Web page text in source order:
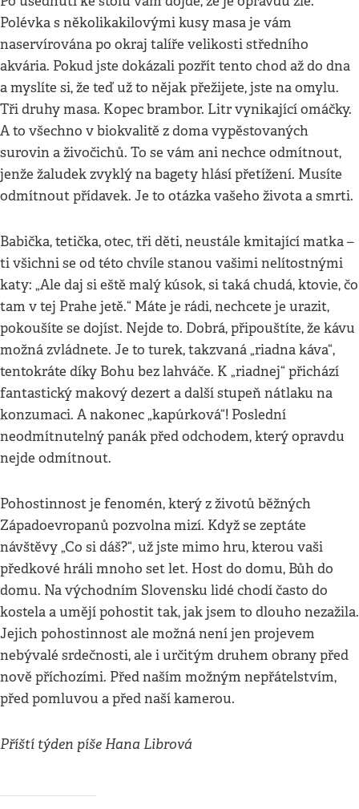
Polévka s několikakilovými kusy masa je vám
naservírována po okraj talíře velikosti středního
akvária. Pokud jste dokázali pozřít tento chod až do dna
a myslíte si, že teď už to nějak přežijete, jste na omylu.
Tři druhy masa. Kopec brambor. Litr vynikající omáčky.
A to všechno v biokvalitě z doma vypěstovaných
surovin a živočichů. To se vám ani nechce odmítnout,
jenže žaludek zvyklý na bagety hlásí přetížení. Musíte
odmítnout přídavek. Je to otázka vašeho života a smrti.
Babička, tetička, otec, tři děti, neustále kmitající matka –
ti všichni se od této chvíle stanou vašimi nelítostnými
katy: „Ale daj si eště malý kúsok, si taká chudá, ktovie, čo
tam v tej Prahe jetě.“ Máte je rádi, nechcete je urazit,
pokoušíte se dojíst. Nejde to. Dobrá, připouštíte, že kávu
možná zvládnete. Je to turek, takzvaná „riadna káva“,
tentokráte díky Bohu bez lahváče. K „riadnej“ přichází
fantastický makový dezert a další stupeň nátlaku na
konzumaci. A nakonec „kapúrková“! Poslední
neodmítnutelný panák před odchodem, který opravdu
nejde odmítnout.
Pohostinnost je fenomén, který z životů běžných
Západoevropanů pozvolna mizí. Když se zeptáte
návštěvy „Co si dáš?“, už jste mimo hru, kterou vaši
předkové hráli mnoho set let. Host do domu, Bůh do
domu. Na východním Slovensku lidé chodí často do
kostela a umějí pohostit tak, jak jsem to dlouho nezažila.
Jejich pohostinnost ale možná není jen projevem
nebývalé srdečnosti, ale i určitým druhem obrany před
nově příchozími. Před naším možným nepřátelstvím,
před pomluvou a před naší kamerou.
Příští týden píše Hana Librová